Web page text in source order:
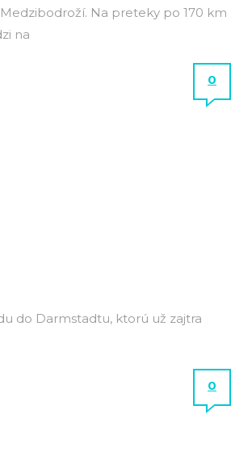
Na preteky po 170 km
na
0
do Darmstadtu, ktorú už zajtra
0